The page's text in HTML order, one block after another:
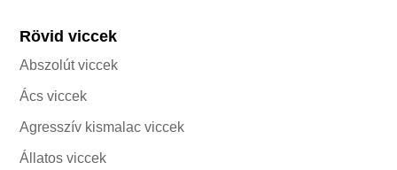
Rövid viccek
Abszolút viccek
Ács viccek
Agresszív kismalac viccek
Állatos viccek